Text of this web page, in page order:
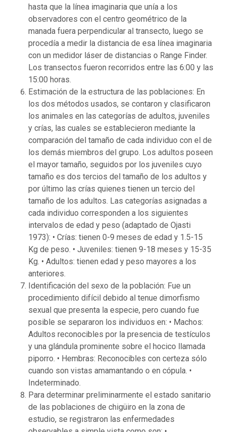
hasta que la línea imaginaria que unía a los
observadores con el centro geométrico de la
manada fuera perpendicular al transecto, luego se
procedía a medir la distancia de esa línea imaginaria
con un medidor láser de distancias o Range Finder.
Los transectos fueron recorridos entre las 6:00 y las
15:00 horas.
Estimación de la estructura de las poblaciones: En
los dos métodos usados, se contaron y clasificaron
los animales en las categorías de adultos, juveniles
y crías, las cuales se establecieron mediante la
comparación del tamaño de cada individuo con el de
los demás miembros del grupo. Los adultos poseen
el mayor tamaño, seguidos por los juveniles cuyo
tamaño es dos tercios del tamaño de los adultos y
por último las crías quienes tienen un tercio del
tamaño de los adultos. Las categorías asignadas a
cada individuo corresponden a los siguientes
intervalos de edad y peso (adaptado de Ojasti
1973): • Crías: tienen 0-9 meses de edad y 1.5-15
Kg de peso. • Juveniles: tienen 9-18 meses y 15-35
Kg. • Adultos: tienen edad y peso mayores a los
anteriores.
Identificación del sexo de la población: Fue un
procedimiento difícil debido al tenue dimorfismo
sexual que presenta la especie, pero cuando fue
posible se separaron los individuos en: • Machos:
Adultos reconocibles por la presencia de testículos
y una glándula prominente sobre el hocico llamada
piporro. • Hembras: Reconocibles con certeza sólo
cuando son vistas amamantando o en cópula. •
Indeterminado.
Para determinar preliminarmente el estado sanitario
de las poblaciones de chigüiro en la zona de
estudio, se registraron las enfermedades